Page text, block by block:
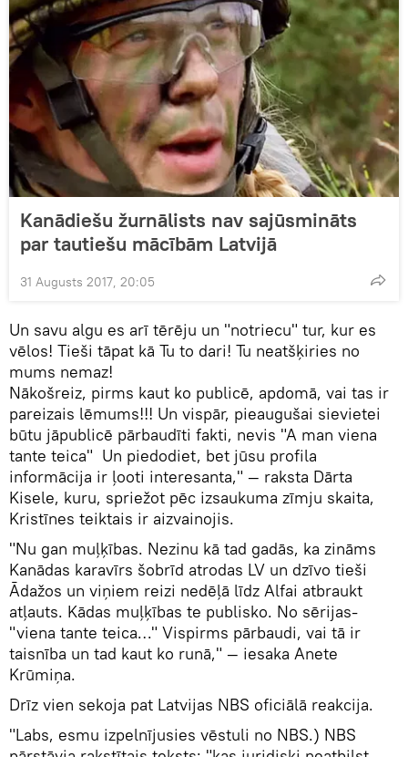
Kanādiešu žurnālists nav sajūsmināts
par tautiešu mācībām Latvijā
31 Augusts 2017, 20:05
Un savu algu es arī tērēju un "notriecu" tur, kur es
vēlos! Tieši tāpat kā Tu to dari! Tu neatšķiries no
mums nemaz!
Nākošreiz, pirms kaut ko publicē, apdomā, vai tas ir
pareizais lēmums!!! Un vispār, pieaugušai sievietei
būtu jāpublicē pārbaudīti fakti, nevis "A man viena
tante teica" Un piedodiet, bet jūsu profila
informācija ir ļooti interesanta," — raksta Dārta
Kisele, kuru, spriežot pēc izsaukuma zīmju skaita,
Kristīnes teiktais ir aizvainojis.
"Nu gan muļķības. Nezinu kā tad gadās, ka zināms
Kanādas karavīrs šobrīd atrodas LV un dzīvo tieši
Ādažos un viņiem reizi nedēļā līdz Alfai atbraukt
atļauts. Kādas muļķības te publisko. No sērijas-
"viena tante teica…" Vispirms pārbaudi, vai tā ir
taisnība un tad kaut ko runā," — iesaka Anete
Krūmiņa.
Drīz vien sekoja pat Latvijas NBS oficiālā reakcija.
"Labs, esmu izpelnījusies vēstuli no NBS.) NBS